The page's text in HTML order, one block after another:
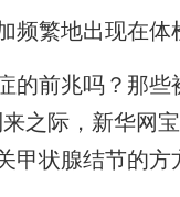
频繁地出现在体
的前兆吗？那些
之际，新华网
甲状腺结节的方